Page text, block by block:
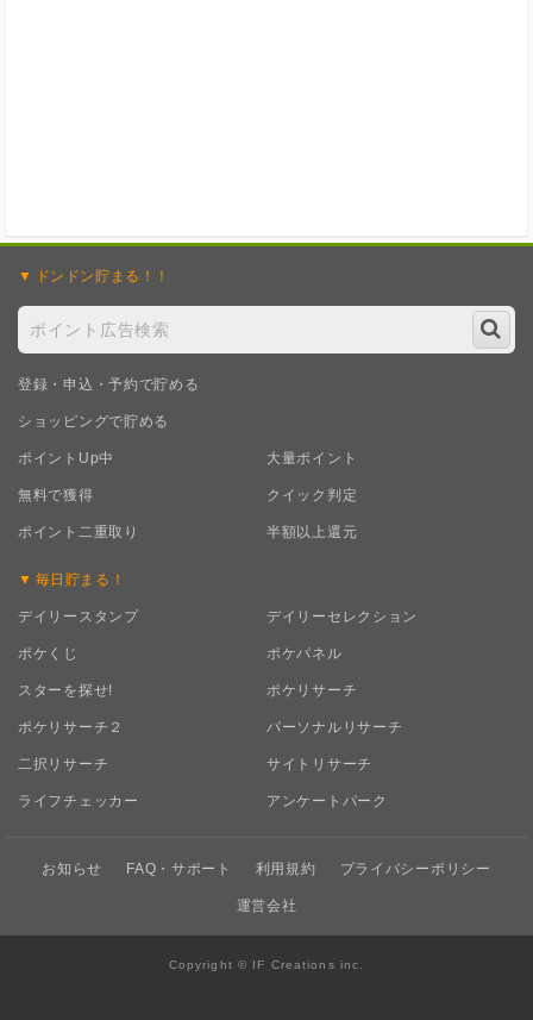
ドンドン貯まる！！
登録・申込・予約で貯める
ショッピングで貯める
ポイントUp中 大量ポイント
無料で獲得 クイック判定
ポイント二重取り 半額以上還元
毎日 貯まる！
デイリースタンプ デイリーセレクション
ポケくじ ポケパネル
スターを探せ! ポケリサーチ
ポケリサーチ２ パーソナルリサーチ
二択リサーチ サイトリサーチ
ライフチェッカー アンケートパーク
お知らせ FAQ・サポート 利用規約 プライバシーポリシー
運営会社
Copyright © IF Creations inc.